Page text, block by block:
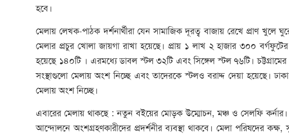
হবে।
মেলায় লেখক-পাঠক দর্শনার্থীরা যেন সামাজিক দূরত্ব বাজায় রেখে প্রাণ খুলে
মেলার প্রচুর খোলা জায়গা রাখা হয়েছে। প্রায় ১ লাখ ২ হাজার ৩০০
হয়েছে ১৪০টি । এরমধ্যে ডাবল স্টল ৩২টি এবং সিঙ্গেল স্টল ৭৬টি।
সংস্থাগুলো মেলায় অংশ নিচ্ছে এবং তাদেরকে স্টলও বরাদ্দ দেয়া হয়েছে।
মেলায় অংশ নিচ্ছে।
এবারের মেলায় থাকছে : নতুন বইয়ের মোড়ক উম্মোচন, মঞ্চ ও সেলফি
আন্দোলনে অংশগ্রহণকারীদের প্রদর্শনীর ব্যবস্থা থাকবে। মেলা পরিষদের কক্ষ,